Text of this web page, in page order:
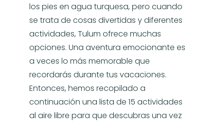
los pies en agua turquesa, pero cuando
se trata de cosas divertidas y diferentes
actividades, Tulum ofrece muchas
opciones. Una aventura emocionante es
a veces lo más memorable que
recordarás durante tus vacaciones.
Entonces, hemos recopilado a
continuación una lista de 15 actividades
al aire libre para que descubras una vez